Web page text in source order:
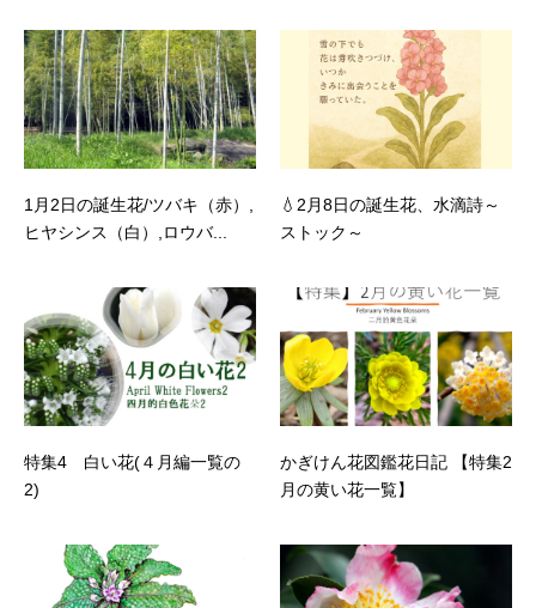
1月2日の誕生花/ツバキ（赤）,
ヒヤシンス（白）,ロウバ...
💧2月8日の誕生花、水滴詩～
ストック～
特集4 白い花(４月編一覧の
2)
かぎけん花図鑑花日記 【特集2
月の黄い花一覧】